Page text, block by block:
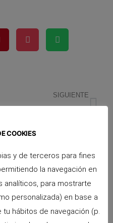
SIGUIENTE
COOKIES
y de terceros para fines
la navegación en
analíticos, para mostrarte
personalizada) en base a
hábitos de navegación (p.